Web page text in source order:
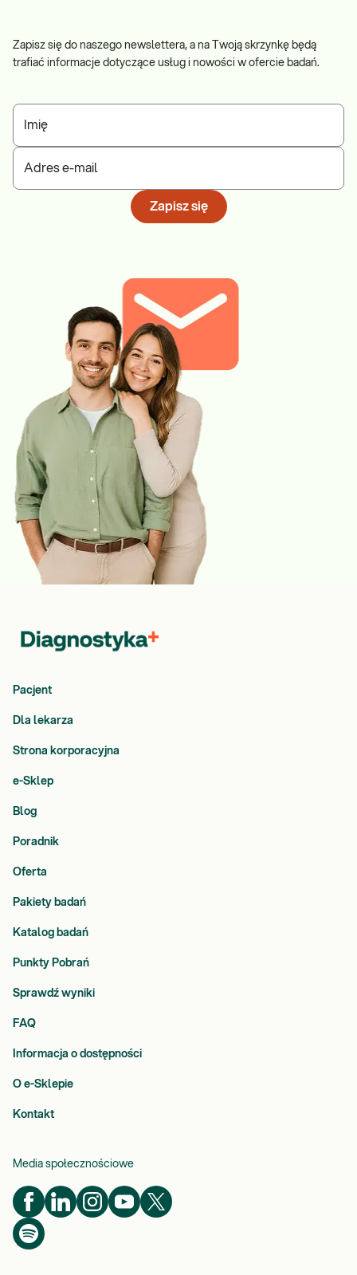
Zapisz się do naszego newslettera, a na Twoją skrzynkę będą
trafiać informacje dotyczące usług i nowości w ofercie badań.
Imię
Adres e-mail
Zapisz się
Pacjent
Dla lekarza
Strona korporacyjna
e-Sklep
Blog
Poradnik
Oferta
Pakiety badań
Katalog badań
Punkty Pobrań
Sprawdź wyniki
FAQ
Informacja o dostępności
O e-Sklepie
Kontakt
Media społecznościowe